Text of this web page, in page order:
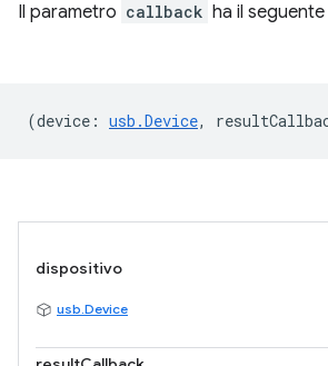
Il parametro callback ha il
(device : usb.Device,
dispositivo
usb.Device